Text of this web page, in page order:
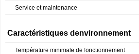
Service et maintenance
Caractéristiques denvironnement
Température minimale de fonctionnement